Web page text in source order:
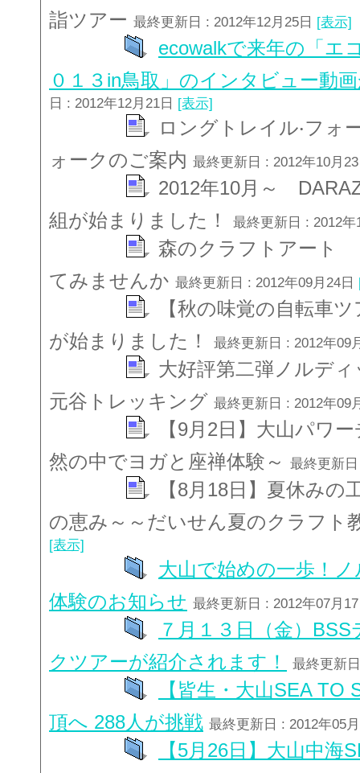
詣ツアー 最終更新日 : 2012年12月25日 [表示]
ecowalkで来年の「エ
０１３in鳥取」のインタビュー動
日 : 2012年12月21日 [表示]
ロングトレイル‧フォ
ォークのご案内 最終更新日 : 2012年10月
2012年10月～
組が始まりました！
最終更新日 : 2012
森のクラフトアート
てみませんか 最終更新日 : 2012年09月24日
【秋の味覚の自転車
が始まりました！
最終更新日 : 2012年09
大好評第二弾ノルデ
元谷トレッキング 最終更新日 : 2012年09
【9月2日】大山パワ
然の中でヨガと座禅体験～ 最終更新
【8月18日】夏休み
の恵み～～だいせん夏のクラフト
[表示]
大山で始めの一歩！
体験のお知らせ 最終更新日 : 2012年07月
７月１３日（金）
クツアーが紹介されます！
最終更新
【皆生・大山SEA TO
頂へ 288人が挑戦 最終更新日 : 2012年05
【5月26日】大山中海